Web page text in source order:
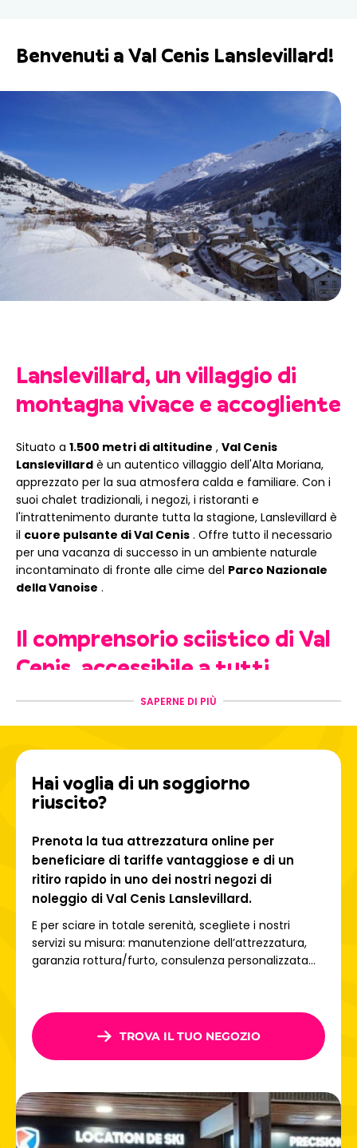
Benvenuti a Val Cenis Lanslevillard!
Lanslevillard, un villaggio di
montagna vivace e accogliente
Situato a 1.500 metri di altitudine , Val Cenis
Lanslevillard è un autentico villaggio dell'Alta Moriana,
apprezzato per la sua atmosfera calda e familiare. Con i
suoi chalet tradizionali, i negozi, i ristoranti e
l'intrattenimento durante tutta la stagione, Lanslevillard è
il cuore pulsante di Val Cenis . Offre tutto il necessario
per una vacanza di successo in un ambiente naturale
incontaminato di fronte alle cime del Parco Nazionale
della Vanoise .
Il comprensorio sciistico di Val
Cenis, accessibile a tutti
Da Lanslevillard, si accede facilmente al
sciistico di Val Cenis, che offre125 km di pistetra
57 piste
per migliorare le proprie abilità alle splendide piste rosse
panoramiche come Arcelle o Solière. Grazie alla sua
l'innevamento è abbondante
e le famiglie apprezzano
particolarmente le aree sicure per principianti e le zone
divertimento.
Cosa fare a Lanslevillard,
estate e inverno
piste da slittino,le ciaspolate,lo sci di fondoo una
pausa rilassante al centro acquatico
bambini adorano le attività del resort, mentre i genitori
assaporano l'atmosfera accogliente del villaggio. In
quota e altre attività nella natura sono al centro
dell'attenzione nel cuore del Parco Nazionale della
Vanoise.
SAPERNE DI PIÙ
Hai voglia di un soggiorno
riuscito?
Prenota la tua attrezzatura online per
beneficiare di tariffe vantaggiose e di un
ritiro rapido in uno dei nostri negozi di
noleggio di Val Cenis Lanslevillard.
E per sciare in totale serenità, scegliete i nostri
servizi su misura: manutenzione dell’attrezzatura,
garanzia rottura/furto, consulenza personalizzata...
TROVA IL TUO NEGOZIO